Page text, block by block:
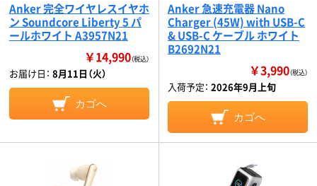
Anker 完全ワイヤレスイヤホ
ン Soundcore Liberty 5 パ
ールホワイト A3957N21
￥14,990（税込）
お届け日： 8月11日（火）
カゴへ
Anker 急速充電器 Nano
Charger (45W) with USB-C
& USB-C ケーブル ホワイト
B2692N21
￥3,990（税込）
入荷予定： 2026年9月上旬
カゴへ